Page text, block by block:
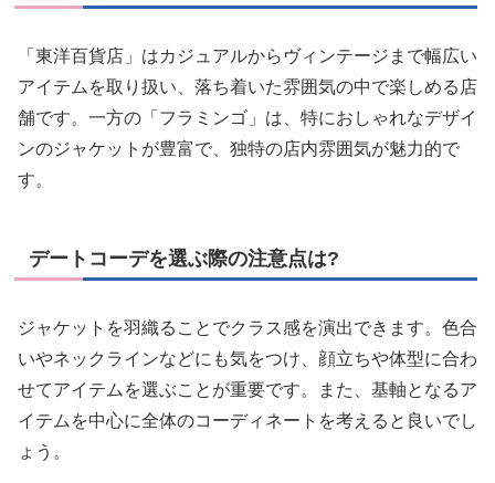
「東洋百貨店」はカジュアルからヴィンテージまで幅広い
アイテムを取り扱い、落ち着いた雰囲気の中で楽しめる店
舗です。一方の「フラミンゴ」は、特におしゃれなデザイ
ンのジャケットが豊富で、独特の店内雰囲気が魅力的で
す。
デートコーデを選ぶ際の注意点は?
ジャケットを羽織ることでクラス感を演出できます。色合
いやネックラインなどにも気をつけ、顔立ちや体型に合わ
せてアイテムを選ぶことが重要です。また、基軸となるア
イテムを中心に全体のコーディネートを考えると良いでし
ょう。